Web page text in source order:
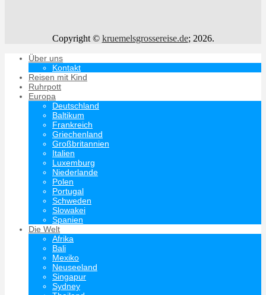
Copyright © kruemelsgrossereise.de; 2026.
Über uns
Kontakt
Reisen mit Kind
Ruhrpott
Europa
Deutschland
Baltikum
Frankreich
Griechenland
Großbritannien
Italien
Luxemburg
Niederlande
Polen
Portugal
Schweden
Slowakei
Spanien
Die Welt
Afrika
Bali
Mexiko
Neuseeland
Singapur
Sydney